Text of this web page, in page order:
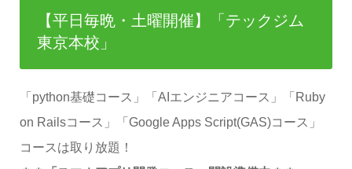
【平日毎晩・土曜開催】「テックジム
東京本校」
「python基礎コース」「AIエンジニアコース」「Ruby
on Railsコース」「Google Apps Script(GAS)コース」
コースは取り放題！